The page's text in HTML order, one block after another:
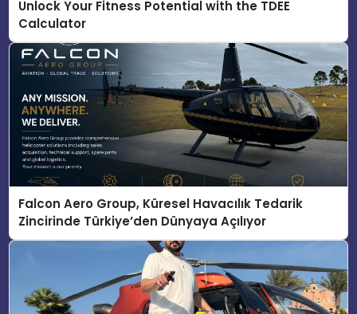
Unlock Your Fitness Potential with the TDEE
Calculator
Falcon Aero Group, Küresel Havacılık Tedarik
Zincirinde Türkiye’den Dünyaya Açılıyor